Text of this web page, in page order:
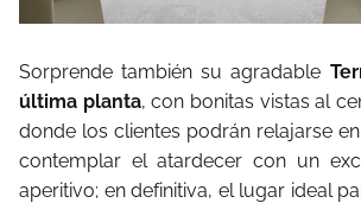
Sorprende también su agradable
última planta, con bonitas vistas al
donde los clientes podrán relajarse
contemplar el atardecer con un
aperitivo; en definitiva, el lugar ideal